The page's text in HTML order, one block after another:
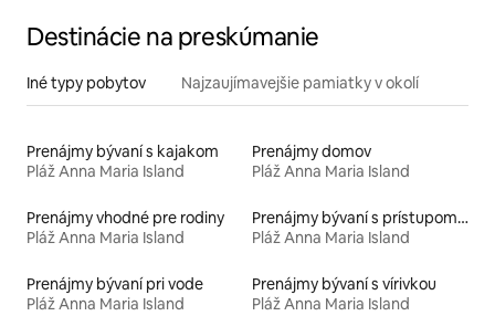
Destinácie na preskúmanie
Iné typy pobytov Najzaujímavejšie pamiatky v okolí
Prenájmy bývaní s kajakom
Pláž Anna Maria Island
Prenájmy domov
Pláž Anna Maria Island
Prenájmy vhodné pre rodiny
Pláž Anna Maria Island
Prenájmy bývaní s prístupom na pláž
Pláž Anna Maria Island
Prenájmy bývaní pri vode
Pláž Anna Maria Island
Prenájmy bývaní s vírivkou
Pláž Anna Maria Island